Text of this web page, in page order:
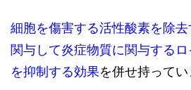
細胞を傷害する活性酸素を除
関与して炎症物質に関与する
を抑制する効果を併せ持ってい